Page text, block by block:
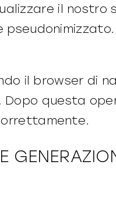
il nostro
il browser di
Dopo questa